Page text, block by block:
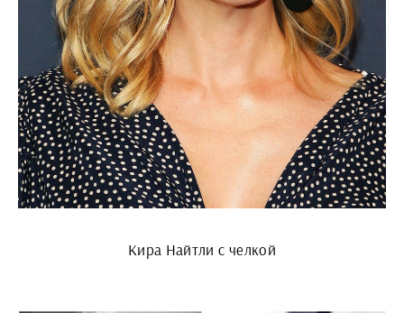
Кира Найтли с челкой